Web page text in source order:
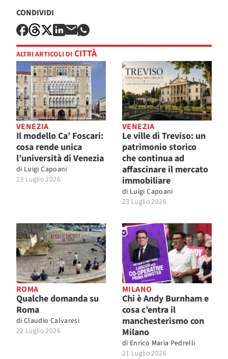
CONDIVIDI
ALTRI ARTICOLI DI CITTÀ
VENEZIA
Il modello Ca’ Foscari:
cosa rende unica
l’università di Venezia
di Luigi Capoani
23 Luglio 2026
VENEZIA
Le ville di Treviso: un
patrimonio storico
che continua ad
affascinare il mercato
immobiliare
di Luigi Capoani
23 Luglio 2026
ROMA
Qualche domanda su
Roma
di Claudio Calvaresi
22 Luglio 2026
MILANO
Chi è Andy Burnham e
cosa c’entra il
manchesterismo con
Milano
di Enrico Maria Pedrelli
21 Luglio 2026